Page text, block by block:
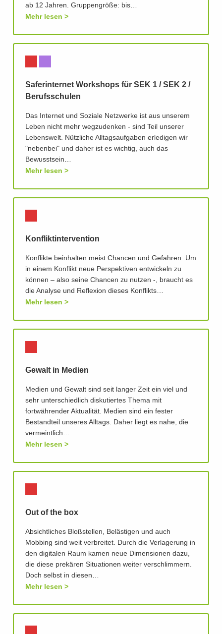
ab 12 Jahren. Gruppengröße: bis…
Mehr lesen
Saferinternet Workshops für SEK 1 / SEK 2 /
Berufsschulen
Das Internet und Soziale Netzwerke ist aus unserem
Leben nicht mehr wegzudenken - sind Teil unserer
Lebenswelt. Nützliche Alltagsaufgaben erledigen wir
"nebenbei" und daher ist es wichtig, auch das
Bewusstsein…
Mehr lesen
Konfliktintervention
Konflikte beinhalten meist Chancen und Gefahren. Um
in einem Konflikt neue Perspektiven entwickeln zu
können – also seine Chancen zu nutzen -, braucht es
die Analyse und Reflexion dieses Konflikts…
Mehr lesen
Gewalt in Medien
Medien und Gewalt sind seit langer Zeit ein viel und
sehr unterschiedlich diskutiertes Thema mit
fortwährender Aktualität. Medien sind ein fester
Bestandteil unseres Alltags. Daher liegt es nahe, die
vermeintlich…
Mehr lesen
Out of the box
Absichtliches Bloßstellen, Belästigen und auch
Mobbing sind weit verbreitet. Durch die Verlagerung in
den digitalen Raum kamen neue Dimensionen dazu,
die diese prekären Situationen weiter verschlimmern.
Doch selbst in diesen…
Mehr lesen